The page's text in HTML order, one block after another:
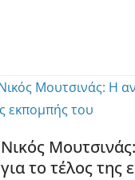
Νικός
για το τέλος της